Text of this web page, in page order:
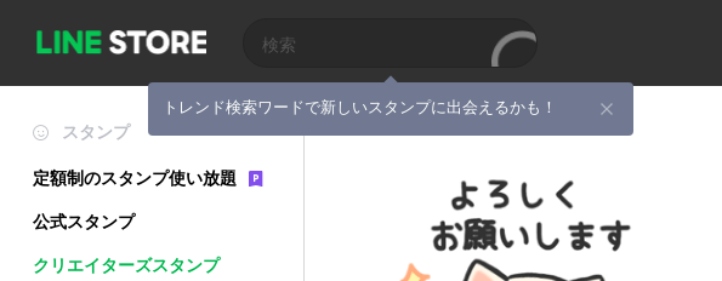
トレンド検索ワードで新しいスタンプに出会えるかも！
スタンプ
定額制のスタンプ使い放題
公式スタンプ
クリエイターズスタンプ